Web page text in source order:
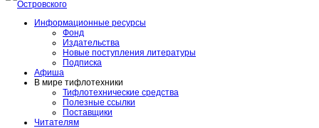
Информационные ресурсы
Фонд
Издательства
Новые поступления литературы
Подписка
Афиша
В мире тифлотехники
Тифлотехнические средства
Полезные ссылки
Поставщики
Читателям